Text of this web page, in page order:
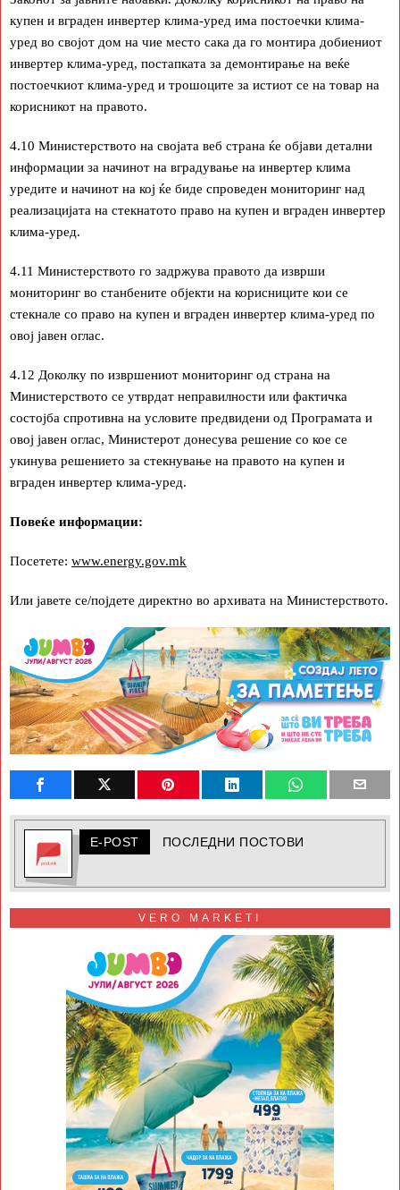
купен и вграден инвертер клима-уред има постоечки клима-
уред во својот дом на чие место сака да го монтира добиениот
инвертер клима-уред, постапката за демонтирање на веќе
постоечкиот клима-уред и трошоците за истиот се на товар на
корисникот на правото.
4.10 Министерството на својата веб страна ќе објави детални
информации за начинот на вградување на инвертер клима
уредите и начинот на кој ќе биде спроведен мониторинг над
реализацијата на стекнатото право на купен и вграден инвертер
клима-уред.
4.11 Министерството го задржува правото да изврши
мониторинг во станбените објекти на корисниците кои се
стекнале со право на купен и вграден инвертер клима-уред по
овој јавен оглас.
4.12 Доколку по извршениот мониторинг од страна на
Министерството се утврдат неправилности или фактичка
состојба спротивна на условите предвидени од Програмата и
овој јавен оглас, Министерот донесува решение со кое се
укинува решението за стекнување на правото на купен и
вграден инвертер клима-уред.
Повеќе информации:
Посетете: www.energy.gov.mk
Или јавете се/појдете директно во архивата на Министерството.
E-POST ПОСЛЕДНИ ПОСТОВИ
VERO MARKETI